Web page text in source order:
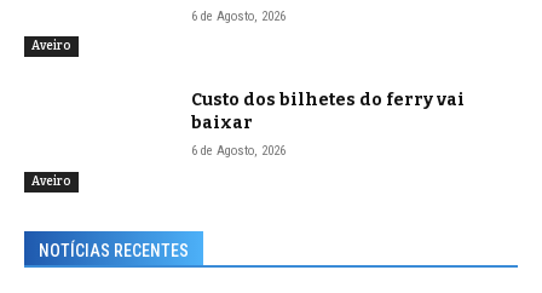
Aveiro
6 de Agosto, 2026
Aveiro
Custo dos bilhetes do ferry vai
baixar
6 de Agosto, 2026
NOTÍCIAS RECENTES